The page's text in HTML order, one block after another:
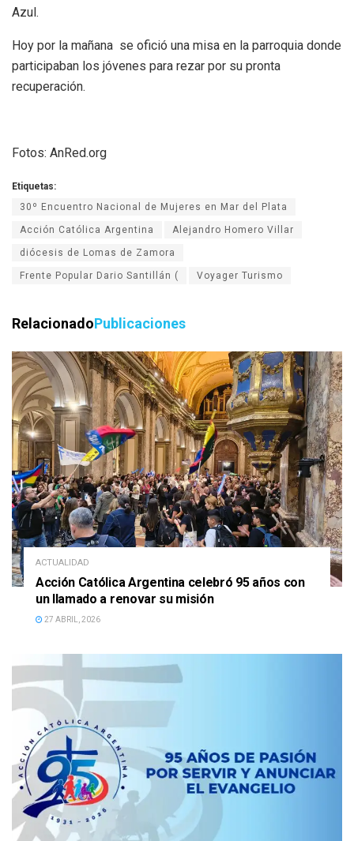
Azul.
Hoy por la mañana se ofició una misa en la parroquia donde
participaban los jóvenes para rezar por su pronta
recuperación.
Fotos: AnRed.org
Etiquetas:
30º Encuentro Nacional de Mujeres en Mar del Plata
Acción Católica Argentina Alejandro Homero Villar
diócesis de Lomas de Zamora
Frente Popular Dario Santillán ( Voyager Turismo
RelacionadoPublicaciones
ACTUALIDAD
Acción Católica Argentina celebró 95 años con
un llamado a renovar su misión
27 ABRIL, 2026